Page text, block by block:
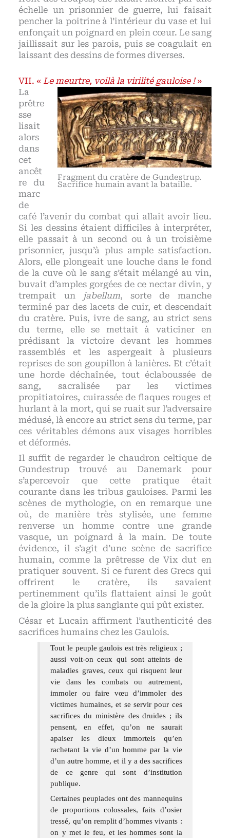
échelle un prisonnier de guerre, lui faisait
pencher la poitrine à l’intérieur du vase et lui
enfonçait un poignard en plein cœur. Le sang
jaillissait sur les parois, puis se coagulait en
laissant des dessins de formes diverses.
« Le meurtre, voilà la virilité gauloise !»
Fragment du cratère de Gundestrup.
Sacrifice humain avant la bataille.
La
prêtre
sse
lisait
alors
dans
cet
ancêt
re du
marc
de
café l’avenir du combat qui allait avoir lieu.
Si les dessins étaient difficiles à interpréter,
elle passait à un second ou à un troisième
prisonnier, jusqu’à plus ample satisfaction.
Alors, elle plongeait une louche dans le fond
de la cuve où le sang s’était mélangé au vin,
buvait d’amples gorgées de ce nectar divin, y
trempait un
jabellum, sorte de manche
terminé par des lacets de cuir, et descendait
du cratère. Puis, ivre de sang, au strict sens
du terme, elle se mettait à vaticiner en
prédisant la victoire devant les hommes
rassemblés et les aspergeait à plusieurs
reprises de son goupillon à lanières. Et c’était
une horde déchaînée, tout éclaboussée de
sang, sacralisée par les victimes
propitiatoires, cuirassée de flaques rouges et
hurlant à la mort, qui se ruait sur l’adversaire
médusé, là encore au strict sens du terme, par
ces véritables démons aux visages horribles
et déformés.
Il suffit de regarder le chaudron celtique de
Gundestrup trouvé au Danemark pour
s’apercevoir que cette pratique était
courante dans les tribus gauloises. Parmi les
scènes de mythologie, on en remarque une
où, de manière très stylisée, une femme
renverse un homme contre une grande
vasque, un poignard à la main. De toute
évidence, il s’agit d’une scène de sacrifice
humain, comme la prêtresse de Vix dut en
pratiquer souvent. Si ce furent des Grecs qui
offrirent le cratère, ils savaient
pertinemment qu’ils flattaient ainsi le goût
de la gloire la plus sanglante qui pût exister.
César et Lucain affirment l’authenticité des
sacrifices humains chez les Gaulois.
Tout le peuple gaulois est très religieux ;
aussi voit-on ceux qui sont atteints de
maladies graves, ceux qui risquent leur
vie dans les combats ou autrement,
immoler ou faire vœu d’immoler des
victimes humaines, et se servir pour ces
sacrifices du ministère des druides ; ils
pensent, en effet, qu’on ne saurait
apaiser les dieux immortels qu’en
rachetant la vie d’un homme par la vie
d’un autre homme, et il y a des sacrifices
de ce genre qui sont d’institution
publique.
Certaines peuplades ont des mannequins
de proportions colossales, faits d’osier
tressé, qu’on remplit d’hommes vivants :
on y met le feu, et les hommes sont la